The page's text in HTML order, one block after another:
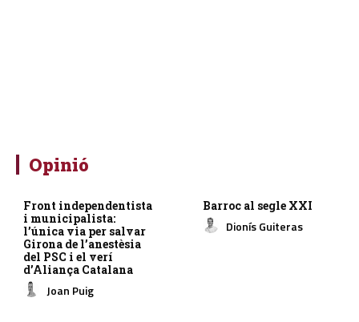
Opinió
Front independentista
i municipalista:
l’única via per salvar
Girona de l’anestèsia
del PSC i el verí
d’Aliança Catalana
Joan Puig
Barroc al segle XXI
Dionís Guiteras